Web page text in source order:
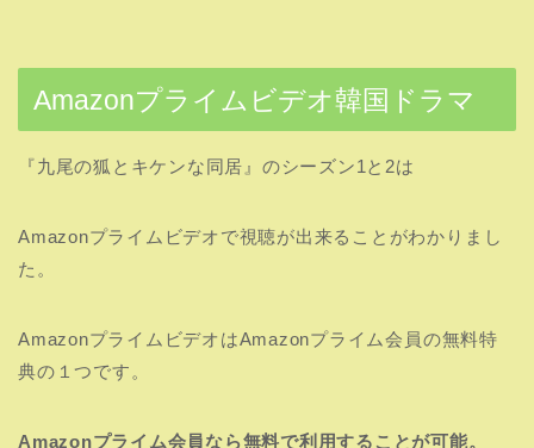
Amazonプライムビデオ韓国ドラマ
『九尾の狐とキケンな同居』のシーズン1と2は
Amazonプライムビデオで視聴が出来ることがわかりまし
た。
AmazonプライムビデオはAmazonプライム会員の無料特
典の１つです。
Amazonプライム会員なら無料で利用することが可能。